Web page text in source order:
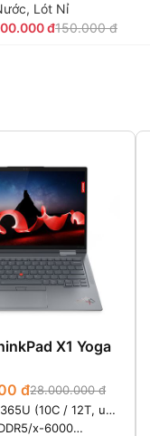
Lót Nỉ
đ150.000 đ
X1 Yoga
đ28.000.000 đ
(10C / 12T, up
12MB Cache)
x-6000